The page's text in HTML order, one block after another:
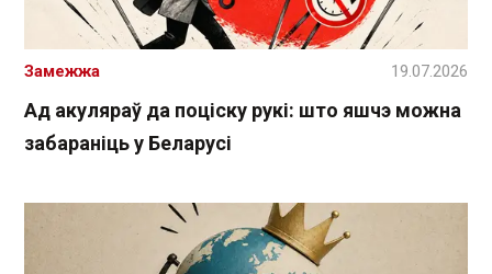
Ад акуляраў да поціску рукі: што яшчэ можна
забараніць у Беларусі
Замежжа 19.07.2026